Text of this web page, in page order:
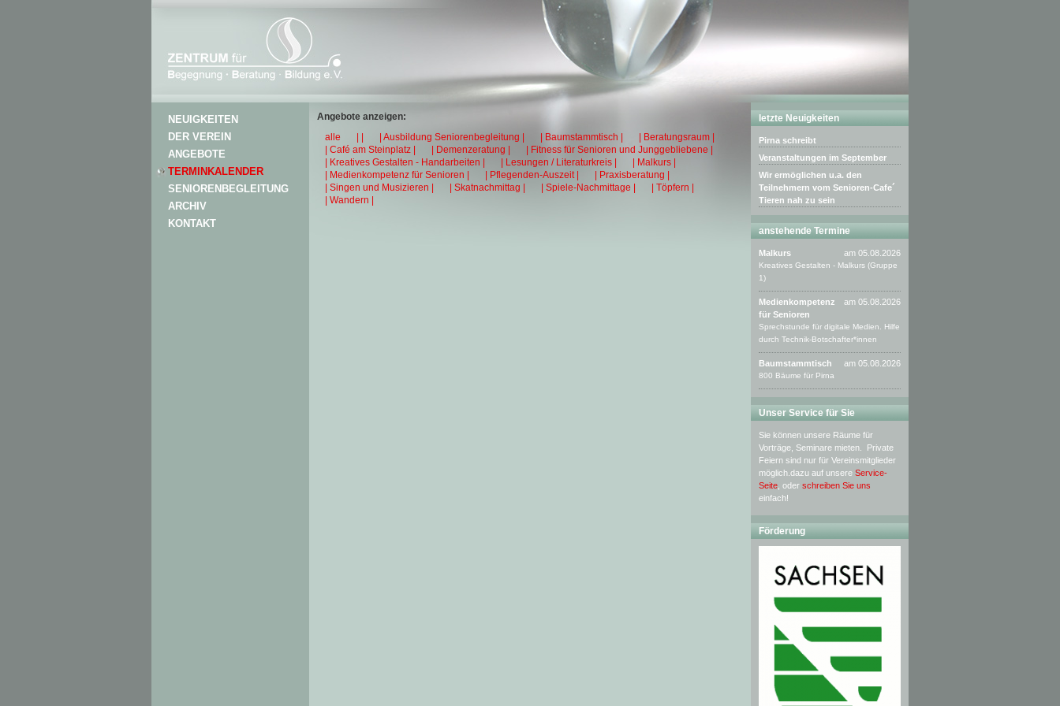
NEUIGKEITEN
DER VEREIN
ANGEBOTE
TERMINKALENDER
SENIORENBEGLEITUNG
ARCHIV
KONTAKT
Angebote anzeigen:
alle
| | | Ausbildung Seniorenbegleitung | | Baumstammtisch |
| Beratungsraum |
| Café am Steinplatz |
| Demenzeratung |
| Fitness für Senioren und Junggebliebene |
| Kreatives Gestalten - Handarbeiten |
| Lesungen / Literaturkreis |
| Malkurs |
| Medienkompetenz für Senioren |
| Pflegenden-Auszeit |
| Praxisberatung |
| Singen und Musizieren |
| Skatnachmittag | | Spiele-Nachmittage |
| Töpfern |
| Wandern |
letzte Neuigkeiten
Pirna schreibt
Veranstaltungen im September
Wir ermöglichen u.a. den
Teilnehmern vom Senioren-Cafe´
Tieren nah zu sein
anstehende Termine
am 05.08.2026
Malkurs
Kreatives Gestalten - Malkurs (Gruppe
1)
am 05.08.2026
Medienkompetenz
für Senioren
Sprechstunde für digitale Medien. Hilfe
durch Technik-Botschafter*innen
am 05.08.2026
Baumstammtisch
800 Bäume für Pirna
Unser Service für Sie
Sie können unsere Räume für
Vorträge, Seminare mieten. Private
Feiern sind nur für Vereinsmitglieder
möglich.dazu auf unsere Service-
Seite , oder schreiben Sie uns
einfach!
Förderung